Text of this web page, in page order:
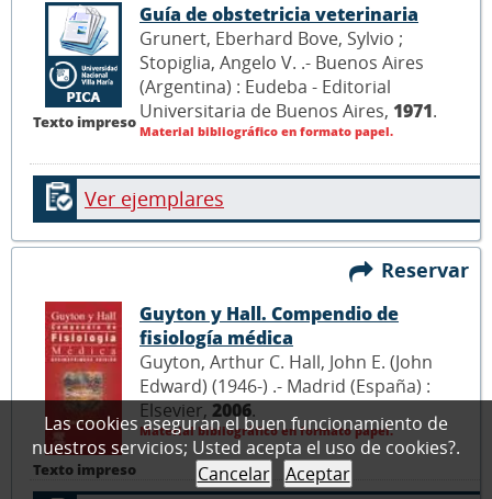
Texto impreso
Guía de obstetricia veterinaria
Grunert, Eberhard Bove, Sylvio ;
Stopiglia, Angelo V. .- Buenos Aires
(Argentina) : Eudeba - Editorial
Universitaria de Buenos Aires, 1971.
Material bibliográfico en formato papel.
Ver ejemplares
Reservar
Texto impreso
Guyton y Hall. Compendio de
fisiología médica
Guyton, Arthur C. Hall, John E. (John
Edward) (1946-) .- Madrid (España) :
Elsevier, 2006.
Material bibliográfico en formato papel.
Las cookies aseguran el buen funcionamiento de
nuestros servicios; Usted acepta el uso de cookies?.
Cancelar
Aceptar